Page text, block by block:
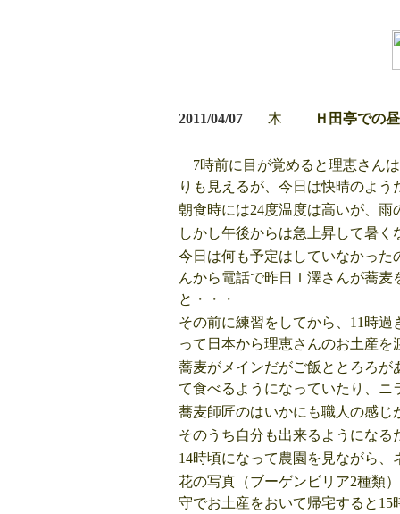
2011/04/07 木 Ｈ田亭での昼
7時前に目が覚めると理恵さん
りも見えるが、今日は快晴のよう
朝食時には24度温度は高いが、
しかし午後からは急上昇して暑く
今日は何も予定はしていなかっ
んから電話で昨日Ｉ澤さんが蕎
と・・・
その前に練習をしてから、11時
って日本から理恵さんのお土産
蕎麦がメインだがご飯ととろろ
て食べるようになっていたり、ニ
蕎麦師匠のはいかにも職人の感
そのうち自分も出来るようにな
14時頃になって農園を見ながら
花の写真（ブーゲンビリア2種類
守でお土産をおいて帰宅すると15